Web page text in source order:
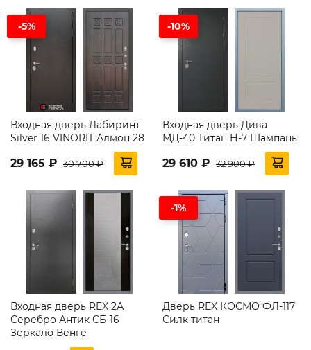
-5%
Входная дверь Лабиринт
Silver 16 VINORIT Алмон 28
29 165 ₽ 30 700 ₽
-10%
Входная дверь Дива
МД-40 Титан Н-7 Шампань
29 610 ₽ 32 900 ₽
Входная дверь REX 2А
Серебро Антик СБ-16
Зеркало Венге
-1%
Дверь REX КОСМО ФЛ-117
Силк титан